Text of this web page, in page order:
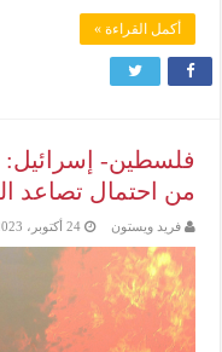
أكمل القراءة »
فلسطين- إسرائيل:
من احتمال تصاعد
فريد ويستون 24 أكتوبر، 2023